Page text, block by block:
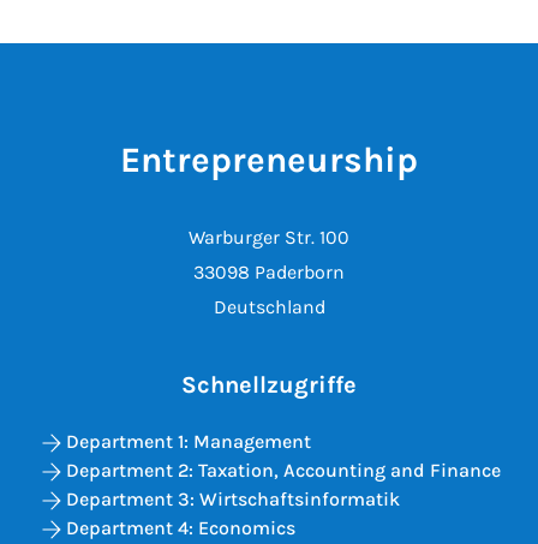
Entrepreneurship
Warburger Str. 100
33098 Paderborn
Deutschland
Schnellzugriffe
Department 1: Management
Department 2: Taxation, Accounting and Finance
Department 3: Wirtschaftsinformatik
Department 4: Economics